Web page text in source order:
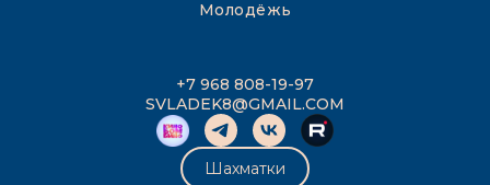
Молодёжь
+7 968 808-19-97
SVLADEK8@GMAIL.COM
Шахматки